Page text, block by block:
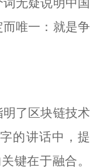
唯一：就是争
了区块链技术
的讲话中，提
键在于融合。